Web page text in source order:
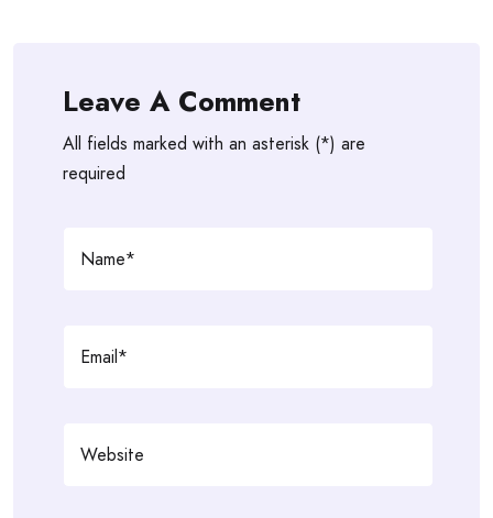
Leave A Comment
All fields marked with an asterisk (*) are
required